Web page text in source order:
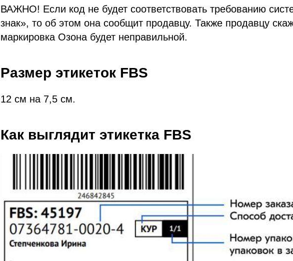
ВАЖНО! Если код не будет соответствовать требованию
знак», то об этом она сообщит продавцу. Также продавцу
маркировка Озона будет неправильной.
Размер этикеток FBS
12 см на 7,5 см.
Как выглядит этикетка FBS